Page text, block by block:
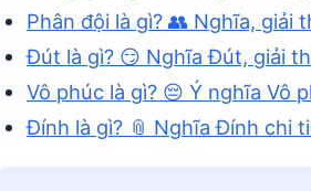
Phân đội là gì? 👥 Nghĩa, giải
Đút là gì? 😏 Nghĩa Đút, giải
Vô phúc là gì? 😔 Ý nghĩa Vô
Đính là gì? 📎 Nghĩa Đính chi